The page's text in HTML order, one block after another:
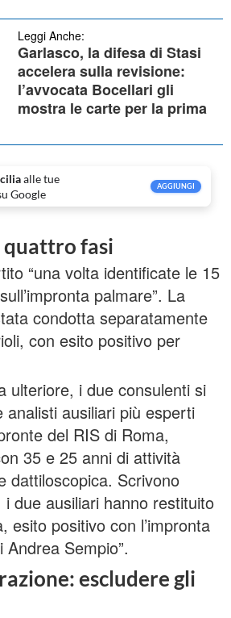
Leggi Anche:
Garlasco, la difesa di Stasi
accelera sulla revisione:
l’avvocata Bocellari gli
mostra le carte per la prima
alle tue
Google
AGGIUNGI
quattro fasi
“una volta identificate le 15
palmare”. La
condotta separatamente
con esito positivo per
ulteriore, i due consulenti si
analisti ausiliari più esperti
del RIS di Roma,
35 e 25 anni di attività
dattiloscopica. Scrivono
i due ausiliari hanno restituito
esito positivo con l’impronta
Sempio”.
escludere gli